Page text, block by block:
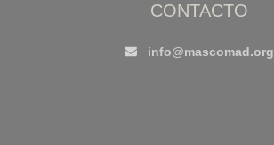
CONTACTO
info@mascomad.org